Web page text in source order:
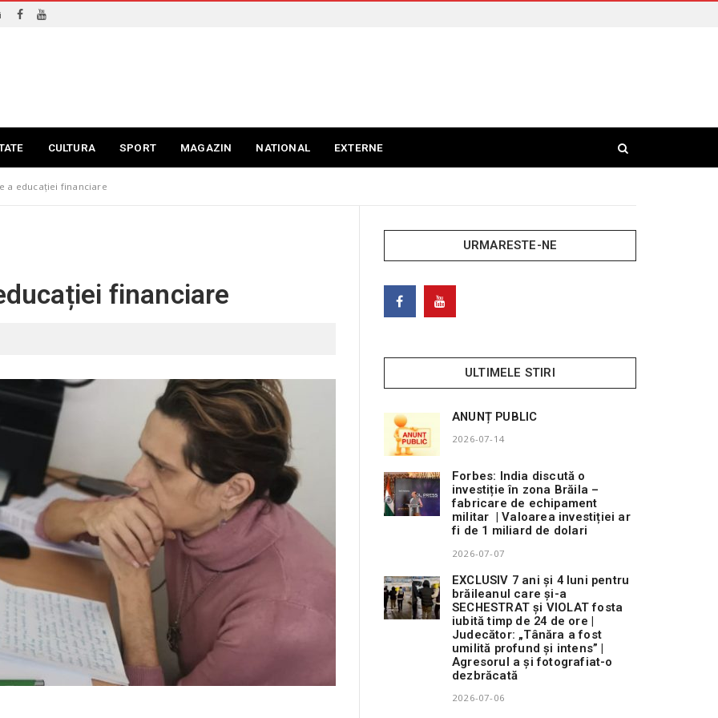
CULTURA SPORT MAGAZIN NATIONAL EXTERNE
a educației financiare
financiare
URMARESTE-NE
ULTIMELE STIRI
ANUNȚ PUBLIC
2026-07-14
Forbes: India discută o
investiție în zona Brăila –
fabricare de echipament
militar | Valoarea investiției ar
fi de 1 miliard de dolari
2026-07-07
EXCLUSIV 7 ani și 4 luni pentru
brăileanul care și-a
SECHESTRAT și VIOLAT fosta
iubită timp de 24 de ore |
Judecător: „Tânăra a fost
umilită profund și intens” |
Agresorul a și fotografiat-o
dezbrăcată
2026-07-06